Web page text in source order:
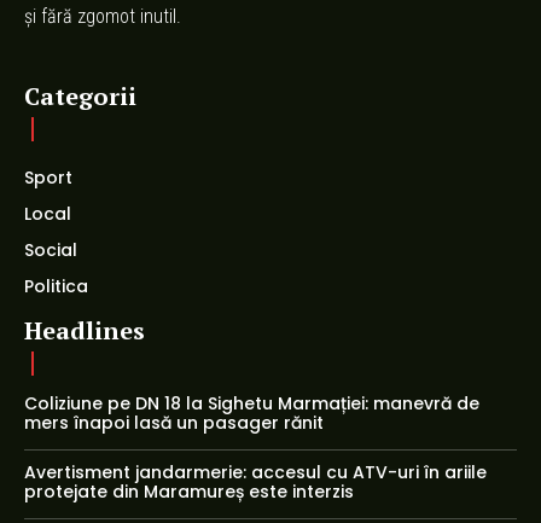
și fără zgomot inutil.
Categorii
Sport
Local
Social
Politica
Headlines
Coliziune pe DN 18 la Sighetu Marmației: manevră de
mers înapoi lasă un pasager rănit
Avertisment jandarmerie: accesul cu ATV-uri în ariile
protejate din Maramureș este interzis